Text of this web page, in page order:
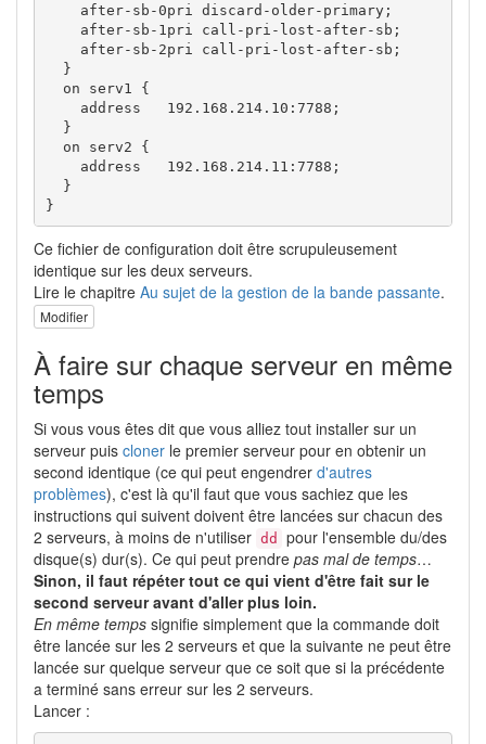
    after-sb-0pri discard-older-primary;
    after-sb-1pri call-pri-lost-after-sb;
    after-sb-2pri call-pri-lost-after-sb;
  }
  on serv1 {
    address   192.168.214.10:7788;
  }
  on serv2 {
    address   192.168.214.11:7788;
  }
}
Ce fichier de configuration doit être scrupuleusement
identique sur les deux serveurs.
Lire le chapitre Au sujet de la gestion de la bande passante.
Modifier
À faire sur chaque serveur en même
temps
Si vous vous êtes dit que vous alliez tout installer sur un
serveur puis cloner le premier serveur pour en obtenir un
second identique (ce qui peut engendrer d'autres
problèmes), c'est là qu'il faut que vous sachiez que les
instructions qui suivent doivent être lancées sur chacun des
2 serveurs, à moins de n'utiliser dd
pour l'ensemble du/des
disque(s) dur(s). Ce qui peut prendre pas mal de temps…
Sinon, il faut répéter tout ce qui vient d'être fait sur le
second serveur avant d'aller plus loin.
En même temps signifie simplement que la commande doit
être lancée sur les 2 serveurs et que la suivante ne peut être
lancée sur quelque serveur que ce soit que si la précédente
a terminé sans erreur sur les 2 serveurs.
Lancer :